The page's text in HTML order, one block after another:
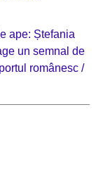
ape: Ștefania
un semnal de
românesc /